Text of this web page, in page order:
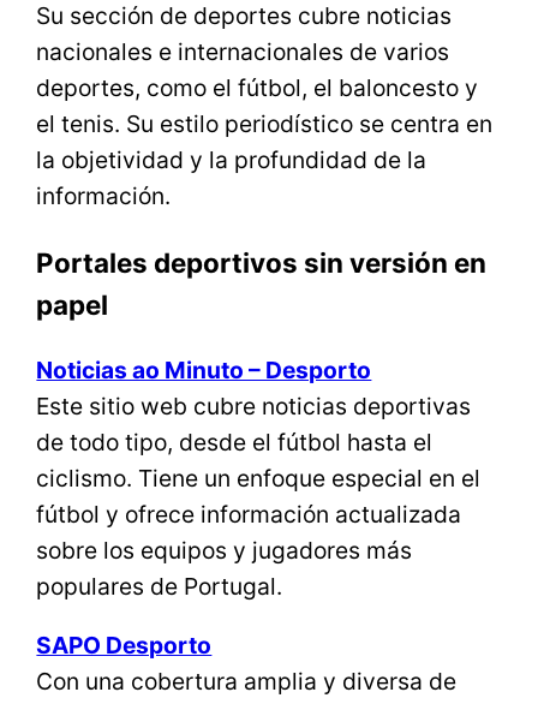
Su sección de deportes cubre noticias
nacionales e internacionales de varios
deportes, como el fútbol, el baloncesto y
el tenis. Su estilo periodístico se centra en
la objetividad y la profundidad de la
información.
Portales deportivos sin versión en
papel
Noticias ao Minuto – Desporto
Este sitio web cubre noticias deportivas
de todo tipo, desde el fútbol hasta el
ciclismo. Tiene un enfoque especial en el
fútbol y ofrece información actualizada
sobre los equipos y jugadores más
populares de Portugal.
SAPO Desporto
Con una cobertura amplia y diversa de